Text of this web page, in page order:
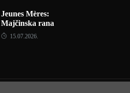
Jeunes Mères:
Majčinska rana
15.07.2026.